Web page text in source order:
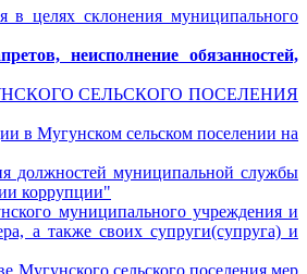
в целях склонения муниципального
неисполнение обязанностей,
СЕЛЬСКОГО ПОСЕЛЕНИЯ
в Мугунском сельском поселении на
должностей муниципальной службы
коррупции"
муниципального учреждения и
а также своих супруги(супруга) и
сельского поселения мер